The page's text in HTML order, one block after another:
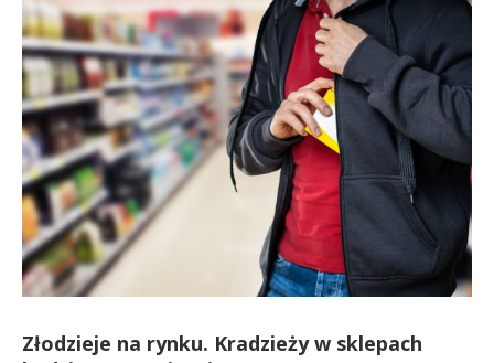
Złodzieje na rynku. Kradzieży w sklepach